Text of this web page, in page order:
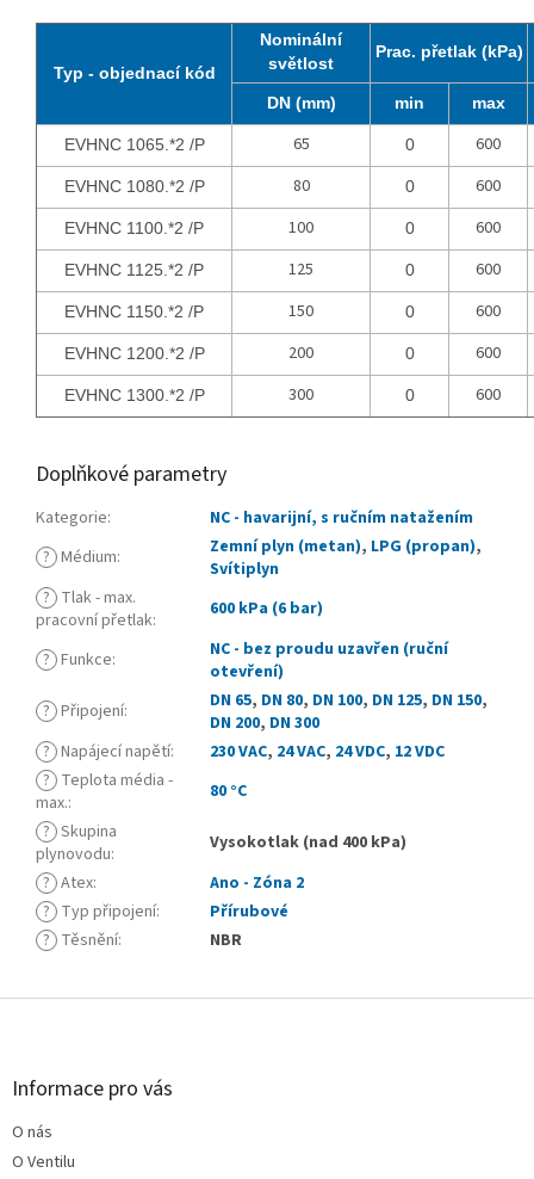
Typ - objednací kód
Nominální
světlost
Prac. přetlak (kPa)
DN (mm) min max
EVHNC 1065.*2 /P 65 0 600
EVHNC 1080.*2 /P 80 0 600
EVHNC 1100.*2 /P 100 0 600
EVHNC 1125.*2 /P 125 0 600
EVHNC 1150.*2 /P 150 0 600
EVHNC 1200.*2 /P 200 0 600
EVHNC 1300.*2 /P 300 0 600
Doplňkové parametry
Kategorie:
NC - havarijní, s ručním natažením
? Médium: Zemní plyn (metan), LPG (propan),
Svítiplyn
? Tlak - max.
pracovní přetlak: 600 kPa (6 bar)
? Funkce:
NC - bez proudu uzavřen (ruční
otevření)
? Připojení: DN 65, DN 80, DN 100, DN 125, DN 150,
DN 200, DN 300
? Napájecí napětí: 230 VAC, 24 VAC, 24 VDC, 12 VDC
? Teplota média -
max.:
80 °C
? Skupina
plynovodu:
Vysokotlak (nad 400 kPa)
? Atex:
Ano - Zóna 2
? Typ připojení:
Přírubové
? Těsnění: NBR
Z
Informace pro vás
O nás
O Ventilu